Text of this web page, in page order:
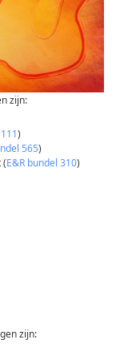
zijn:
)
565)
(E&R bundel 310)
zijn: